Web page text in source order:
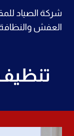
التجاوز
شركة الصياد
العفش والنظافة